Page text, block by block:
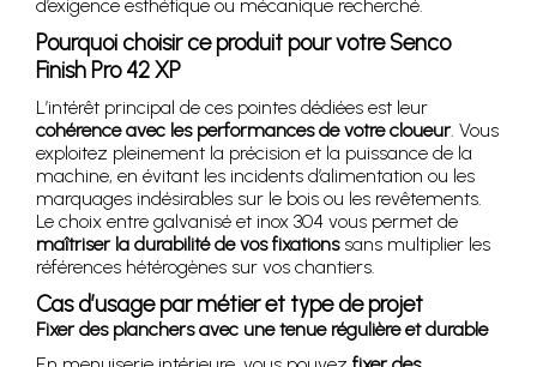
d’exigence esthétique ou mécanique recherché.
Pourquoi choisir ce produit pour votre Senco
Finish Pro 42 XP
L’intérêt principal de ces pointes dédiées est leur
cohérence avec les performances de votre cloueur. Vous
exploitez pleinement la précision et la puissance de la
machine, en évitant les incidents d’alimentation ou les
marquages indésirables sur le bois ou les revêtements.
Le choix entre galvanisé et inox 304 vous permet de
maîtriser la durabilité de vos fixationssans multiplier les
références hétérogènes sur vos chantiers.
Cas d’usage par métier et type de projet
Fixer des planchers avec une tenue régulière et durable